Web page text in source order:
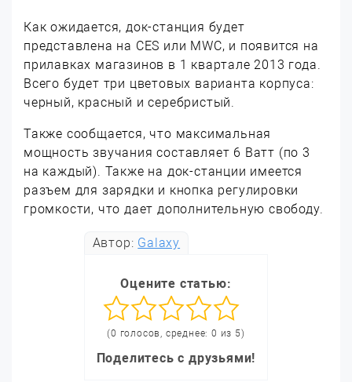
Как ожидается, док-станция будет
представлена на CES или MWC, и появится на
прилавках магазинов в 1 квартале 2013 года.
Всего будет три цветовых варианта корпуса:
черный, красный и серебристый.
Также сообщается, что максимальная
мощность звучания составляет 6 Ватт (по 3
на каждый). Также на док-станции имеется
разъем для зарядки и кнопка регулировки
громкости, что дает дополнительную свободу.
Автор: Galaxy
Оцените статью:
(0 голосов, среднее: 0 из 5)
Поделитесь с друзьями!